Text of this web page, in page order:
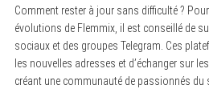
Comment rester à jour sans difficulté ?
évolutions de Flemmix, il est conseillé de
sociaux et des groupes Telegram. Ces
les nouvelles adresses et d’échanger sur
créant une communauté de passionnés du